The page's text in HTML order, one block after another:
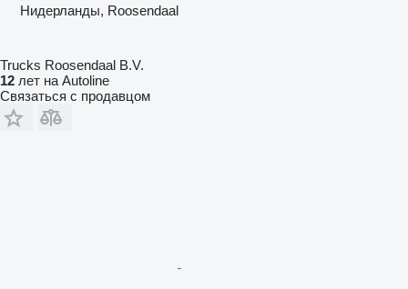
Нидерланды, Roosendaal
Trucks Roosendaal B.V.
12 лет на Autoline
Связаться с продавцом